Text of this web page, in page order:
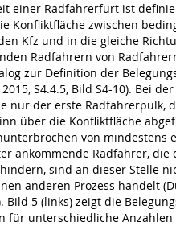
einer Radfahrerfurt ist
Konfliktfläche zwischen
Kfz und in die gleiche
Radfahrern von
zur Definition der
S4.4.5, Bild S4-10). Bei
nur der erste Radfahrerpulk,
über die Konfliktfläche
von mindestens
ankommende Radfahrer, die
sind an dieser Stelle
anderen Prozess handelt
Bild 5 (links) zeigt die
für unterschiedliche Anzahlen